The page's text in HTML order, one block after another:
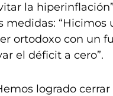
la
medidas: “Hicimos
ortodoxo con un
el déficit a cero”.
logrado